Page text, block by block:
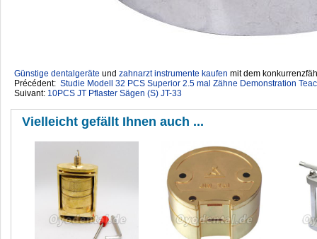
Günstige dentalgeräte ‎ und zahnarzt instrumente kaufen mit dem
Précédent: Studie Modell 32 PCS Superior 2.5 mal Zähne Demonstration
Suivant: 10PCS JT Pflaster Sägen (S) JT-33
Vielleicht gefällt Ihnen auch ...